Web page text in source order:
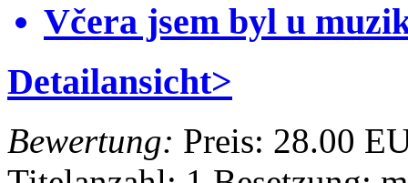
Včera jsem byl u
Detailansicht>
Bewertung: Preis: 28.00